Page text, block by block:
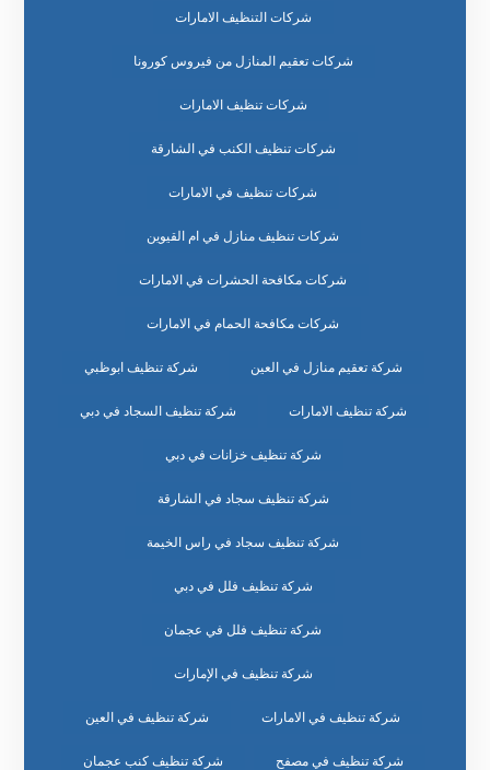
شركات التنظيف الامارات
شركات تعقيم المنازل من فيروس كورونا
شركات تنظيف الامارات
شركات تنظيف الكنب في الشارقة
شركات تنظيف في الامارات
شركات تنظيف منازل في ام القيوين
شركات مكافحة الحشرات في الامارات
شركات مكافحة الحمام في الامارات
شركة تعقيم منازل في العين شركة تنظيف ابوظبي
شركة تنظيف الامارات شركة تنظيف السجاد في دبي
شركة تنظيف خزانات في دبي
شركة تنظيف سجاد في الشارقة
شركة تنظيف سجاد في راس الخيمة
شركة تنظيف فلل في دبي
شركة تنظيف فلل في عجمان
شركة تنظيف في الإمارات
شركة تنظيف في الامارات شركة تنظيف في العين
شركة تنظيف في مصفح شركة تنظيف كنب عجمان